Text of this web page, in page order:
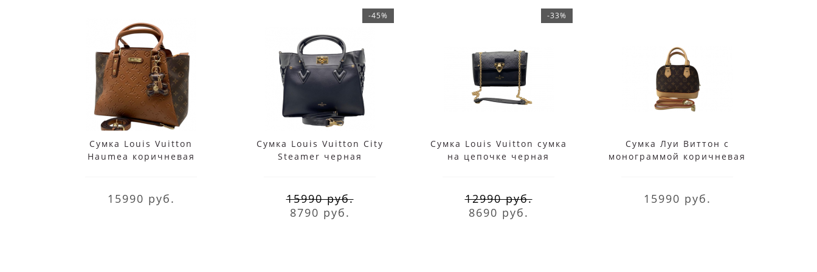
Сумка Louis Vuitton
Haumea коричневая
15990 руб.
-45%
Сумка Louis Vuitton City
Steamer черная
15990 руб.
8790 руб.
-33%
Сумка Louis Vuitton сумка
на цепочке черная
12990 руб.
8690 руб.
Сумка Луи Виттон с
монограммой коричневая
15990 руб.